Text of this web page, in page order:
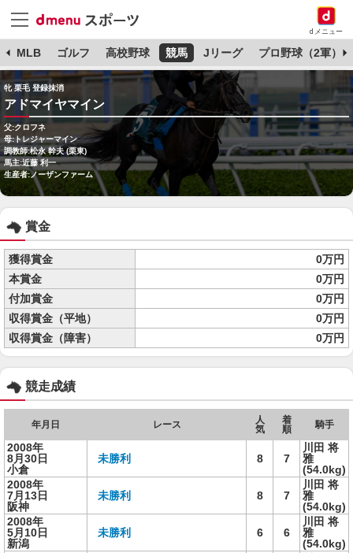
dメニュー
MLB ゴルフ 高校野球 競馬 Jリーグ プロ野球（2軍）
牝 栗毛 登録抹消
アドマイヤマイン
父:クロフネ
母:トレジャーマイン
調教師:松永 幹夫 (栗東)
馬主:近藤 利一
生産者:ノーザンファーム
賞金
獲得賞金
0万円
本賞金
0万円
付加賞金
0万円
収得賞金（平地）
0万円
収得賞金（障害）
0万円
競走成績
年月日 レース
人
気
着
順
騎手
2008年
8月30日
小倉
未勝利 8 7
川田 将
雅
(54.0kg)
2008年
7月13日
阪神
未勝利 8 7
川田 将
雅
(54.0kg)
2008年
5月10日
新潟
未勝利 6 6
川田 将
雅
(54.0kg)